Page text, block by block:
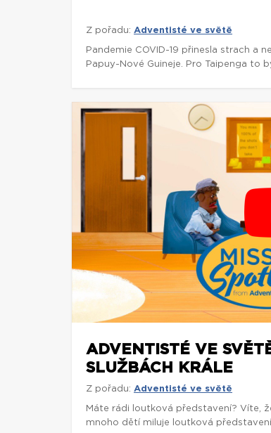
Z pořadu: Adventisté ve světě
Pandemie COVID-19 přinesla strach a
Papuy-Nové Guineje. Pro Taipenga to
ADVENTISTÉ VE
SLUŽBÁCH KRÁLE
Z pořadu: Adventisté ve světě
Máte rádi loutková představení? Víte,
mnoho dětí miluje loutková